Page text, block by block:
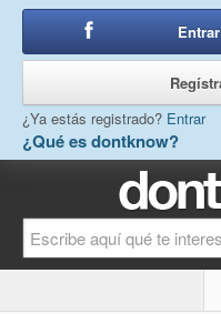
¿Qué es dontknow?
¿Ya estás registrado? Entrar